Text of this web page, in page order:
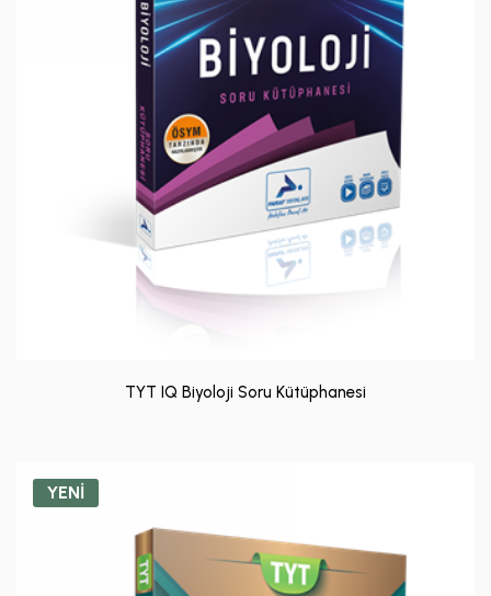
TYT IQ Biyoloji Soru Kütüphanesi
YENİ